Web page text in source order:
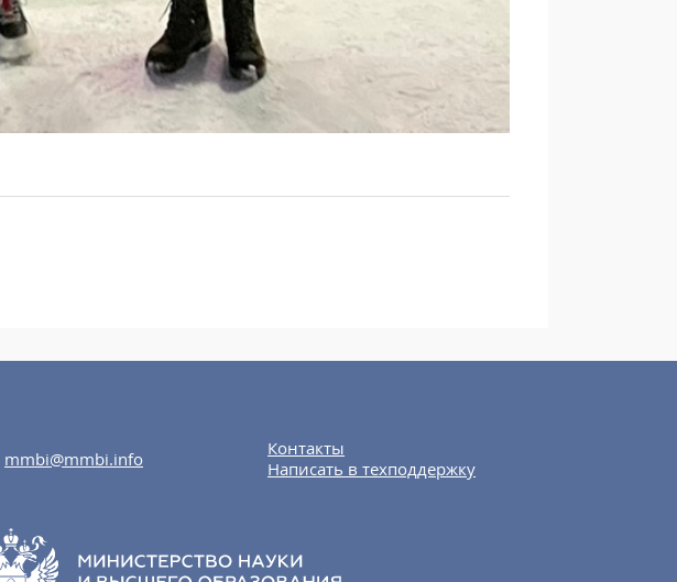
mmbi@mmbi.info
Контакты
Написать в техподдержку